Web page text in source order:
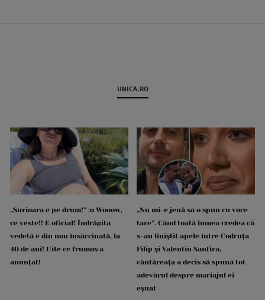
UNICA.RO
„Surioara e pe drum!” :o Wooow,
ce veste!! E oficial! Îndrăgita
vedetă e din nou însărcinată, la
40 de ani! Uite ce frumos a
anunțat!
„Nu mi-e jenă să o spun cu voce
tare”. Când toată lumea credea că
s-au liniștit apele între Codruța
Filip și Valentin Sanfira,
cântăreața a decis să spună tot
adevărul despre mariajul ei
eșuat